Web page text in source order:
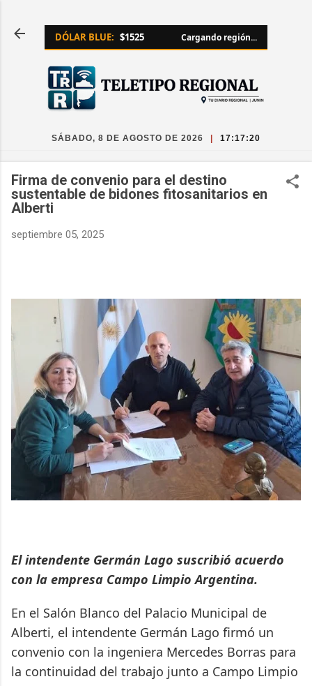
DÓLAR BLUE: $1525 Cargando región...
SÁBADO, 8 DE AGOSTO DE 2026 17:17:21
Firma de convenio para el destino
sustentable de bidones fitosanitarios en
Alberti
septiembre 05, 2025
El intendente Germán Lago suscribió acuerdo
con la empresa Campo Limpio Argentina.
En el Salón Blanco del Palacio Municipal de
Alberti, el intendente Germán Lago firmó un
convenio con la ingeniera Mercedes Borras para
la continuidad del trabajo junto a Campo Limpio